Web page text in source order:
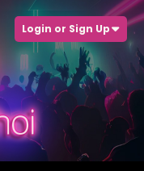
Login or Sign Up